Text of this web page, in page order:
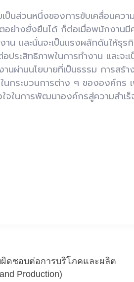
ป็นส่วนหนึ่งของการขับเคลื่อนคว
ตอย่างยั่งยืนได้ ก็ต่อเมื่อพนักงา
าน และนั่นจะเป็นแรงผลักดันให้
ระสิทธิภาพในการทำงาน และจะ
นผ่านนโยบายที่เป็นธรรม การสร้
กระบวนการต่าง ๆ ขององค์กร
จในการพัฒนาองค์กรสู่ความสำเ
ดชอบต่อการบริโภคและผลิต
Production)